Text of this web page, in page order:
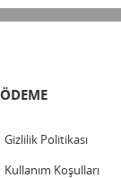
ÖDEME
Gizlilik Politikası
Kullanım Koşulları